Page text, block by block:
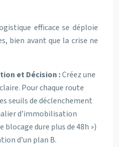
efficace se déploie
bien avant que la crise ne
et Décision :Créez une
Pour chaque route
seuils de déclenchement
d’immobilisation
blocage dure plus de 48h »)
d’un plan B.